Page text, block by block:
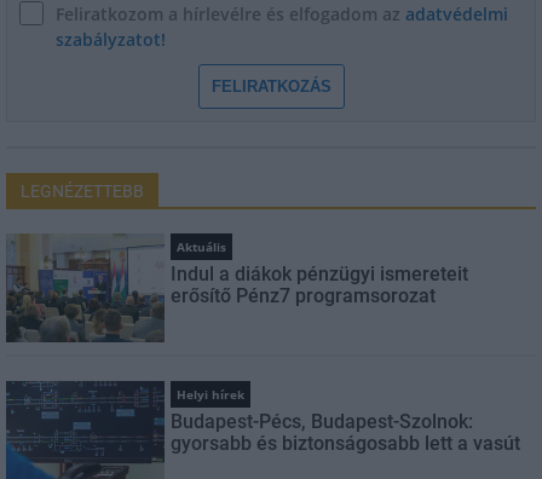
Feliratkozom a hírlevélre és elfogadom az adatvédelmi
szabályzatot!
FELIRATKOZÁS
LEGNÉZETTEBB
Aktuális
Indul a diákok pénzügyi ismereteit
erősítő Pénz7 programsorozat
Helyi hírek
Budapest-Pécs, Budapest-Szolnok:
gyorsabb és biztonságosabb lett a vasút